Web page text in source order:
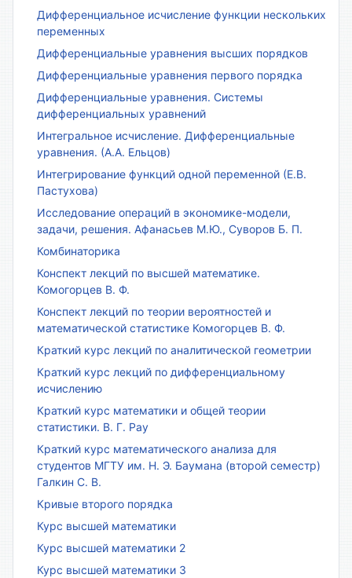
Дифференциальное исчисление функции нескольких
переменных
Дифференциальные уравнения высших порядков
Дифференциальные уравнения первого порядка
Дифференциальные уравнения. Системы
дифференциальных уравнений
Интегральное исчисление. Дифференциальные
уравнения. (А.А. Ельцов)
Интегрирование функций одной переменной (Е.В.
Пастухова)
Исследование операций в экономике-модели,
задачи, решения. Афанасьев М.Ю., Суворов Б. П.
Комбинаторика
Конспект лекций по высшей математике.
Комогорцев В. Ф.
Конспект лекций по теории вероятностей и
математической статистике Комогорцев В. Ф.
Краткий курс лекций по аналитической геометрии
Краткий курс лекций по дифференциальному
исчислению
Краткий курс математики и общей теории
статистики. В. Г. Рау
Краткий курс математического анализа для
студентов МГТУ им. Н. Э. Баумана (второй семестр)
Галкин С. В.
Кривые второго порядка
Курс высшей математики
Курс высшей математики 2
Курс высшей математики 3